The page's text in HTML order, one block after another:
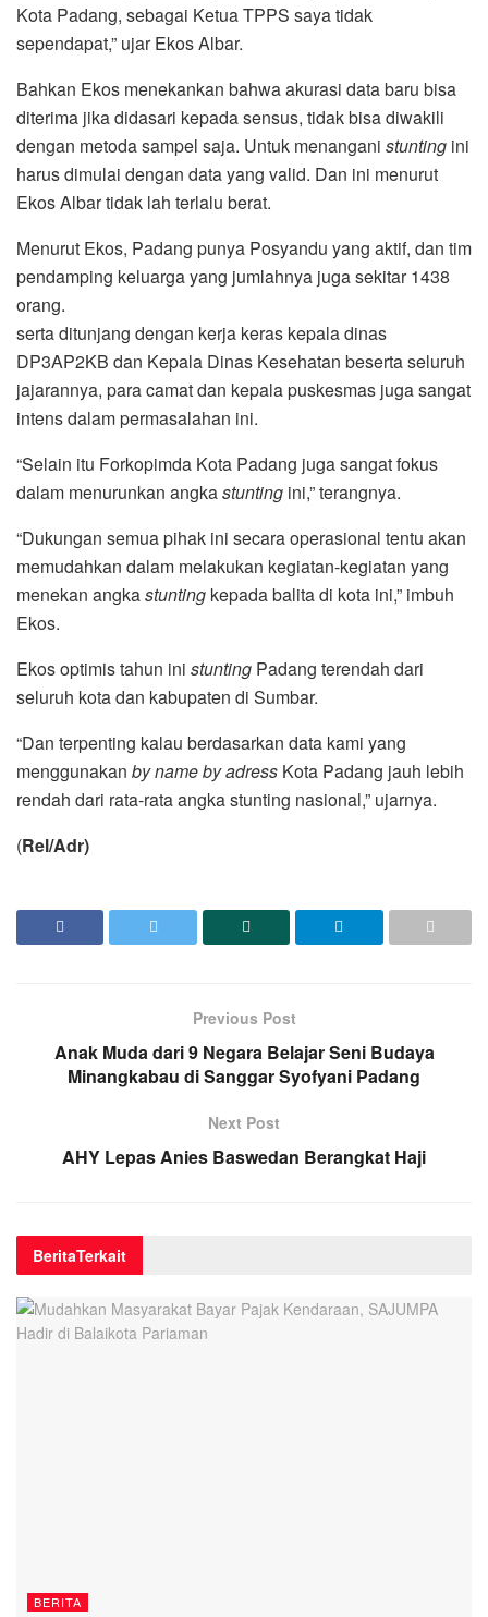
Kota Padang, sebagai Ketua TPPS saya tidak
sependapat,” ujar Ekos Albar.
Bahkan Ekos menekankan bahwa akurasi data baru bisa
diterima jika didasari kepada sensus, tidak bisa diwakili
dengan metoda sampel saja. Untuk menangani stunting ini
harus dimulai dengan data yang valid. Dan ini menurut
Ekos Albar tidak lah terlalu berat.
Menurut Ekos, Padang punya Posyandu yang aktif, dan tim
pendamping keluarga yang jumlahnya juga sekitar 1438
orang.
serta ditunjang dengan kerja keras kepala dinas
DP3AP2KB dan Kepala Dinas Kesehatan beserta seluruh
jajarannya, para camat dan kepala puskesmas juga sangat
intens dalam permasalahan ini.
“Selain itu Forkopimda Kota Padang juga sangat fokus
dalam menurunkan angkastunting ini,” terangnya.
“Dukungan semua pihak ini secara operasional tentu akan
memudahkan dalam melakukan kegiatan-kegiatan yang
menekan angkastunting kepada balita di kota ini,” imbuh
Ekos.
Ekos optimis tahun ini stunting Padang terendah dari
seluruh kota dan kabupaten di Sumbar.
“Dan terpenting kalau berdasarkan data kami yang
menggunakan by name by adress Kota Padang jauh lebih
rendah dari rata-rata angka stunting nasional,” ujarnya.
(Rel/Adr)
Previous Post
Anak Muda dari 9 Negara Belajar Seni Budaya
Minangkabau di Sanggar Syofyani Padang
Next Post
AHY Lepas Anies Baswedan Berangkat Haji
BeritaTerkait
BERITA